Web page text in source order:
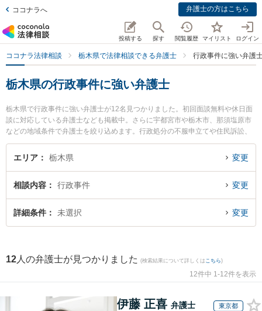
ココナラへ 弁護士の方はこちら
投稿する 探す 閲覧履歴 マイリスト ログイン
ココナラ法律相談 栃木県で法律相談できる弁護士 行政事件に強い弁護
栃木県の行政事件に強い弁護士
栃木県で行政事件に強い弁護士が12名見つかりました。初回面談無料や休日面
談に対応している弁護士なども掲載中。さらに宇都宮市や栃木市、那須塩原市
などの地域条件で弁護士を絞り込めます。行政処分の不服申立てや住民訴訟、
抗告訴訟（処分取り消し等）等の細かな分野での絞り込み検索もでき便利で
す。特に弁護士法人みずき 小山事務所の野沢 大樹弁護士や稲葉勉法律事務所の
した行政事件のトラブルを今すぐに弁護士に相談したい』『行政事件のトラブ
ル解決の実績豊富な近くの弁護士を検索したい』『初回相談無料で行政事件を
法律相談できる栃木県内の弁護士に相談予約したい』などでお困りの相談者さ
エリア 栃木県 変更
相談内容 行政事件 変更
詳細条件 未選択 変更
12 人の弁護士が見つかりました (検索結果について詳しくは こちら)
12件中 1-12件を表示
伊藤 正喜 弁護士 東京都